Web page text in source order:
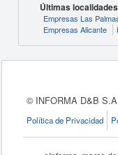
Últimas
Empresas Las
Empresas Alicante
© INFORMA D&B
Política de Privacidad